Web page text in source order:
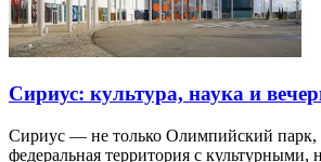
Сириус: культура, наука и
Сириус — не только Олимпийский парк,
федеральная территория с культурными,